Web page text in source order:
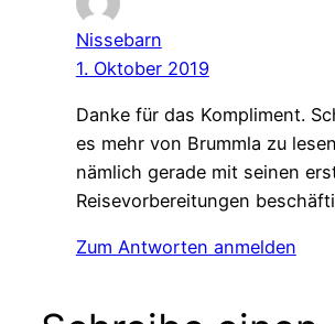
Nissebarn
1. Oktober 2019
Danke für das Kompliment.
es mehr von Brummla zu
nämlich gerade mit seinen
Reisevorbereitungen
Zum Antworten anmelden